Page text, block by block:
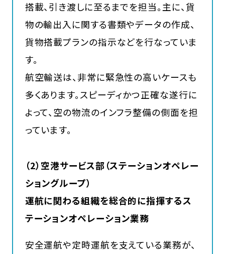
搭載、引き渡しに至るまでを担当。主に、貨
物の輸出入に関する書類やデータの作成、
貨物搭載プランの指示などを行なっていま
す。
航空輸送は、非常に緊急性の高いケースも
多くあります。スピーディかつ正確な遂行に
よって、空の物流のインフラ整備の側面を担
っています。
（2）空港サービス部（ステーションオペレー
ショングループ）
運航に関わる組織を総合的に指揮するス
テーションオペレーション業務
安全運航や定時運航を支えている業務が、